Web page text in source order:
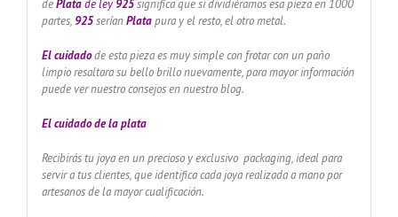
dePlatade ley925 significa que si dividiéramos esa pieza en 1000
partes, 925seríanPlatapura y el resto, el otro metal.
El cuidadode esta pieza es muy simple con frotar con un paño
limpio resaltara su bello brillo nuevamente, para mayor información
puede ver nuestro consejos en nuestro blog.
El cuidado dela plata
Recibirás tu joya en un precioso y exclusivo packaging, ideal para
servir a tus clientes, que identifica cada joya realizada a mano por
artesanos de la mayor cualificación.